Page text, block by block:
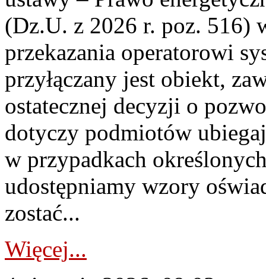
(Dz.U. z 2026 r. poz. 516)
przekazania operatorowi
przyłączany jest obiekt,
ostatecznej decyzji o
dotyczy podmiotów
w przypadkach
udostępniamy wzory
zostać...
Więcej...